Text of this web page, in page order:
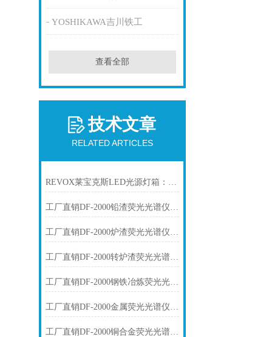
YOSHIKAWA吉川铁工
查看全部
技术文章
RELATED ARTICLES
REVOX莱宝克斯LED光源灯箱：工业视觉检测的高稳定冷光方案
工厂直销DF-2000铅渣荧光光谱仪技术参数
工厂直销DF-2000炉渣荧光光谱仪技术参数
工厂直销DF-2000转炉渣荧光光谱仪技术参数
工厂直销DF-2000钢铁冶炼荧光光谱仪技术参数
工厂直销DF-2000金属荧光光谱仪技术参数
工厂直销DF-2000铜合金荧光光谱仪技术参数